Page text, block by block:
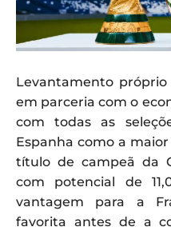
Levantamento
em parceria com o
com todas as
Espanha como a
título de campeã da
com potencial de
vantagem para a
favorita antes de a